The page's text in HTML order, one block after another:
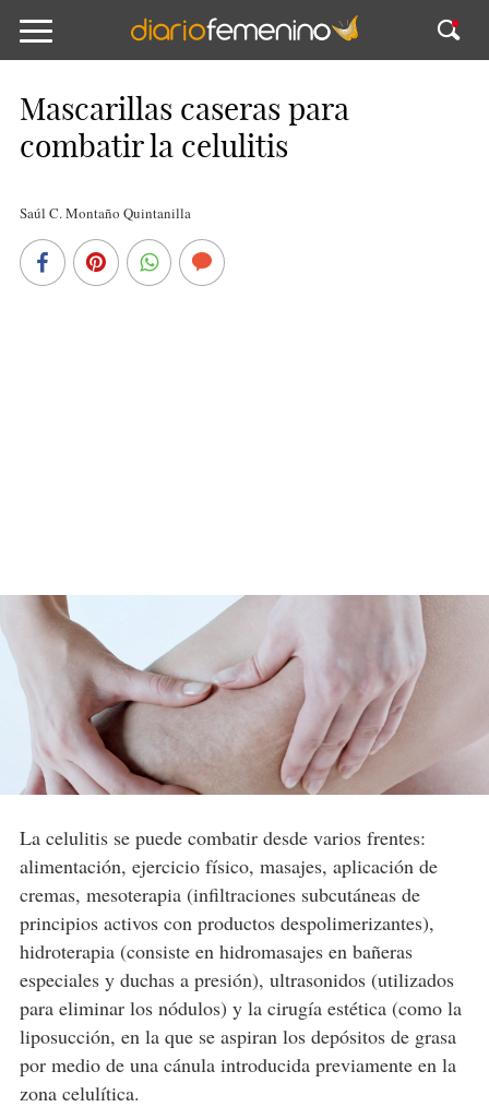
Mascarillas caseras para
combatir la celulitis
Saúl C. Montaño Quintanilla
La celulitis se puede combatir desde varios frentes:
alimentación, ejercicio físico, masajes, aplicación de
cremas, mesoterapia (infiltraciones subcutáneas de
principios activos con productos despolimerizantes),
hidroterapia (consiste en hidromasajes en bañeras
especiales y duchas a presión), ultrasonidos (utilizados
para eliminar los nódulos) y la cirugía estética (como la
liposucción, en la que se aspiran los depósitos de grasa
por medio de una cánula introducida previamente en la
zona celulítica.